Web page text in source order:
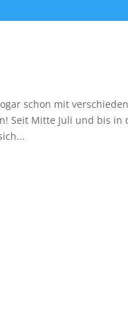
schon mit
Seit Mitte Juli und bis